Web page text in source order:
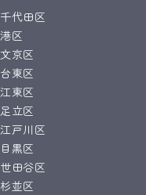
千代田区
港区
文京区
台東区
江東区
足立区
江戸川区
目黒区
世田谷区
杉並区